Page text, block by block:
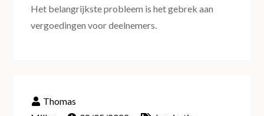
Het belangrijkste probleem is het gebrek aan
vergoedingen voor deelnemers.